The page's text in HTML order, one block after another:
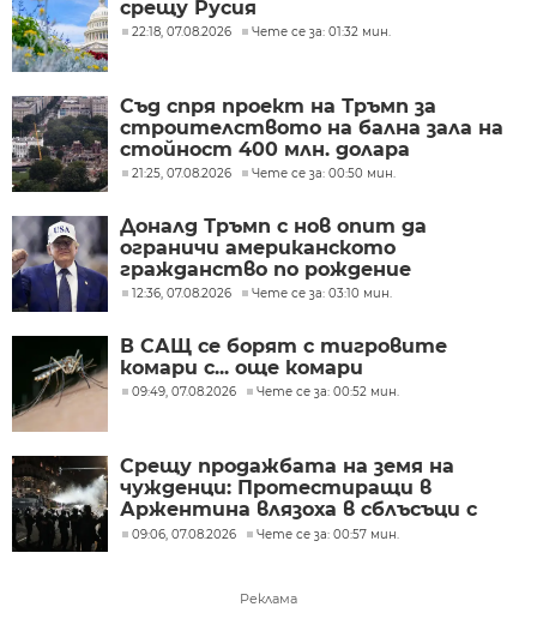
срещу Русия
22:18, 07.08.2026 Чете се за: 01:32 мин.
Съд спря проект на Тръмп за
строителството на бална зала на
стойност 400 млн. долара
21:25, 07.08.2026 Чете се за: 00:50 мин.
Доналд Тръмп с нов опит да
ограничи американското
гражданство по рождение
12:36, 07.08.2026 Чете се за: 03:10 мин.
В САЩ се борят с тигровите
комари с... още комари
09:49, 07.08.2026 Чете се за: 00:52 мин.
Срещу продажбата на земя на
чужденци: Протестиращи в
Аржентина влязоха в сблъсъци с
полицията
09:06, 07.08.2026 Чете се за: 00:57 мин.
Реклама